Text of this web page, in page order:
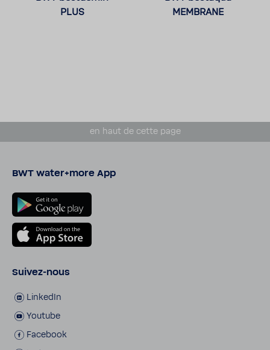
PLUS
MEMBRANE
en haut de cette page
BWT water+more App
Suivez-​nous
LinkedIn
Youtube
Face­book